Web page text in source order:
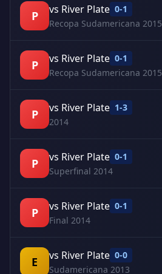
P vs River Plate 0-1
Recopa Sudamericana 2015
P vs River Plate 0-1
Recopa Sudamericana 2015
P vs River Plate 1-3
2014
P vs River Plate 0-1
Superfinal 2014
P vs River Plate 0-1
Final 2014
E vs River Plate 0-0
Sudamericana 2013